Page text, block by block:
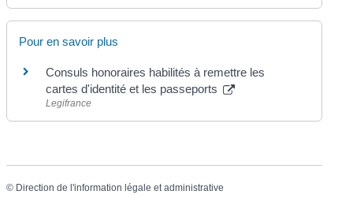
Pour en savoir plus
Consuls honoraires habilités à remettre les
cartes d'identité et les passeports
Legifrance
© Direction de l'information légale et administrative